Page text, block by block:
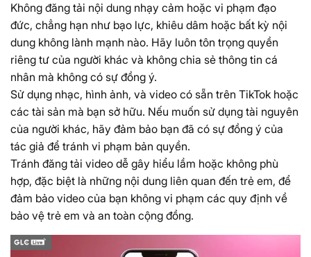
Không đăng tải nội dung nhạy cảm hoặc vi phạm đạo
đức, chẳng hạn như bạo lực, khiêu dâm hoặc bất kỳ nội
dung không lành mạnh nào. Hãy luôn tôn trọng quyền
riêng tư của người khác và không chia sẻ thông tin cá
nhân mà không có sự đồng ý.
Sử dụng nhạc, hình ảnh, và video có sẵn trên TikTok hoặc
các tài sản mà bạn sở hữu. Nếu muốn sử dụng tài nguyên
của người khác, hãy đảm bảo bạn đã có sự đồng ý của
tác giả để tránh vi phạm bản quyền.
Tránh đăng tải video dễ gây hiểu lầm hoặc không phù
hợp, đặc biệt là những nội dung liên quan đến trẻ em, để
đảm bảo video của bạn không vi phạm các quy định về
bảo vệ trẻ em và an toàn cộng đồng.